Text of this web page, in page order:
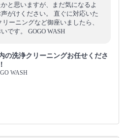
と思いますが、まだ気になるよ
がけください。 直ぐに対応いた
ーニングなど御座いましたら、
です。 GOGO WASH
の洗浄クリーニングお任せくださ
WASH